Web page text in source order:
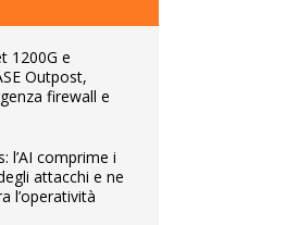
1200G e
Outpost,
firewall e
l’AI comprime i
attacchi e ne
l’operatività